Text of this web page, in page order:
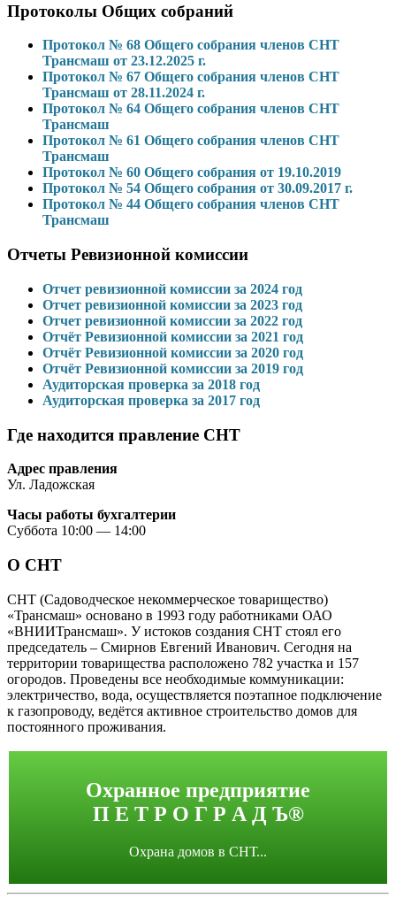
Протоколы Общих собраний
Протокол № 68 Общего собрания членов СНТ
Трансмаш от 23.12.2025 г.
Протокол № 67 Общего собрания членов СНТ
Трансмаш от 28.11.2024 г.
Протокол № 64 Общего собрания членов СНТ
Трансмаш
Протокол № 61 Общего собрания членов СНТ
Трансмаш
Протокол № 60 Общего собрания от 19.10.2019
Протокол № 54 Общего собрания от 30.09.2017 г.
Протокол № 44 Общего собрания членов СНТ
Трансмаш
Отчеты Ревизионной комиссии
Отчет ревизионной комиссии за 2024 год
Отчет ревизионной комиссии за 2023 год
Отчет ревизионной комиссии за 2022 год
Отчёт Ревизионной комиссии за 2021 год
Отчёт Ревизионной комиссии за 2020 год
Отчёт Ревизионной комиссии за 2019 год
Аудиторская проверка за 2018 год
Аудиторская проверка за 2017 год
Где находится правление СНТ
Адрес правления
Ул. Ладожская
Часы работы бухгалтерии
Суббота 10:00 — 14:00
О СНТ
СНТ (Садоводческое некоммерческое товарищество)
«Трансмаш» основано в 1993 году работниками ОАО
«ВНИИТрансмаш». У истоков создания СНТ стоял его
председатель – Смирнов Евгений Иванович. Сегодня на
территории товарищества расположено 782 участка и 157
огородов. Проведены все необходимые коммуникации:
электричество, вода, осуществляется поэтапное подключение
к газопроводу, ведётся активное строительство домов для
постоянного проживания.
Охранное предприятие
П Е Т Р О Г Р А Д Ъ®
Охрана домов в СНТ...